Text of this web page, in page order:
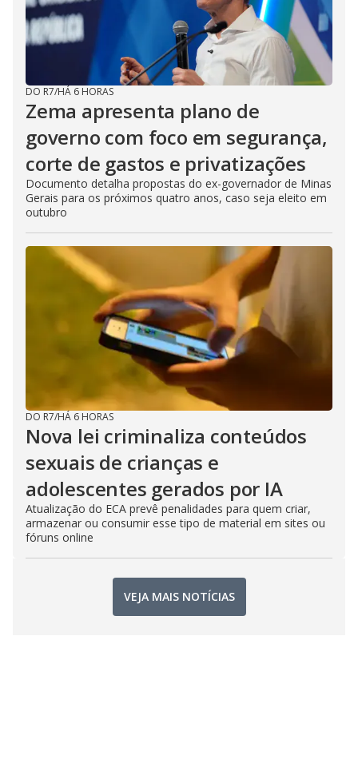
DO R7/HÁ 6 HORAS
Zema apresenta plano de
governo com foco em segurança,
corte de gastos e privatizações
Documento detalha propostas do ex-governador de Minas
Gerais para os próximos quatro anos, caso seja eleito em
outubro
DO R7/HÁ 6 HORAS
Nova lei criminaliza conteúdos
sexuais de crianças e
adolescentes gerados por IA
Atualização do ECA prevê penalidades para quem criar,
armazenar ou consumir esse tipo de material em sites ou
fóruns online
VEJA MAIS NOTÍCIAS